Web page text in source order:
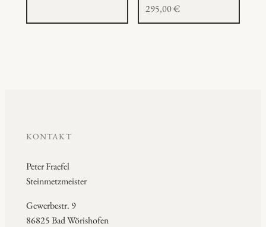
295,00€
KONTAKT
Peter Fraefel
Steinmetzmeister
Gewerbestr. 9
86825 Bad Wörishofen